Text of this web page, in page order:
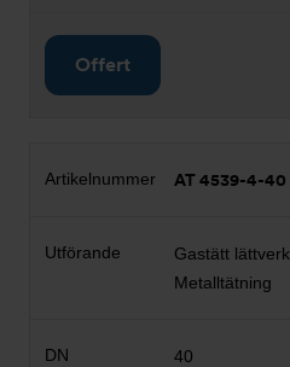
Offert
AT 4539-4-40
Gastätt lättverk,
Metalltätning
40